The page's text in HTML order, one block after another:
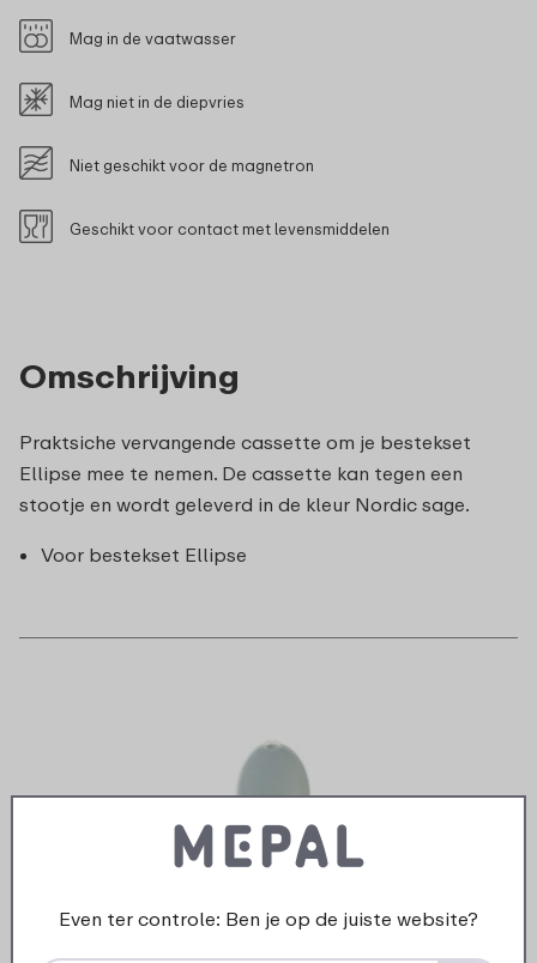
Omschrijving
Praktsiche vervangende cassette om je bestekset
Ellipse mee te nemen. De cassette kan tegen een
stootje en wordt geleverd in de kleur Nordic sage.
Voor bestekset Ellipse
Mag in de vaatwasser
Mag niet in de diepvries
Niet geschikt voor de magnetron
Geschikt voor contact met levensmiddelen
Even ter controle: Ben je op de juiste website?